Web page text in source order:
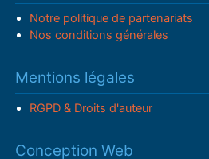
Notre politique de partenariats
Nos conditions générales
Mentions légales
RGPD & Droits d'auteur
Conception Web